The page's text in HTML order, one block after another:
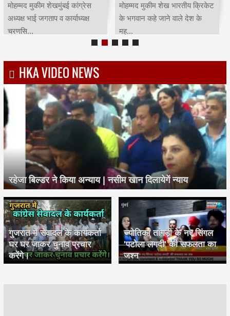
मोहम्मद मुकीम शेखमुंबई कांग्रेस
अध्यक्ष भाई जगताप व कार्याध्यक्ष
चरणसि...
मोहम्मद मुकीम शेख भारतीय क्रिकेट
के भगवान कहे जाने वाले देश के
मह...
HKA VIDEO NEWS
रहेजा बिल्डर ने किया अन्याय | नसीम खान दिलायेगें न्याय
गुजरात में सेवादल के कार्यकर्ता
घर घर जाकर चुनाव प्रचार
करेंगे।
ज्योतिका तांगड़ी के नए सिंगल
'पटोला लगदी' की सफलता का
जश्न